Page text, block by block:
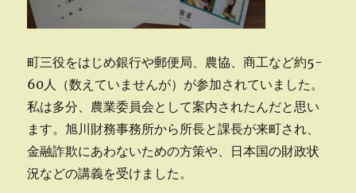
町三役をはじめ銀行や郵便局、農協、商工など約5-
60人（数えていませんが）が参加されていました。
私は多分、農業委員会として案内されたんだと思い
ます。旭川財務事務所から所長と課長が来町され、
金融詐欺にあわないための方策や、日本国の財政状
況などの講義を受けました。